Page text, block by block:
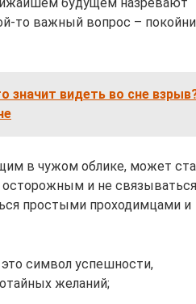
то важный вопрос –
значит видеть во сне
в чужом облике, может
и не
простыми проходимцами и
символ успешности,
желаний;